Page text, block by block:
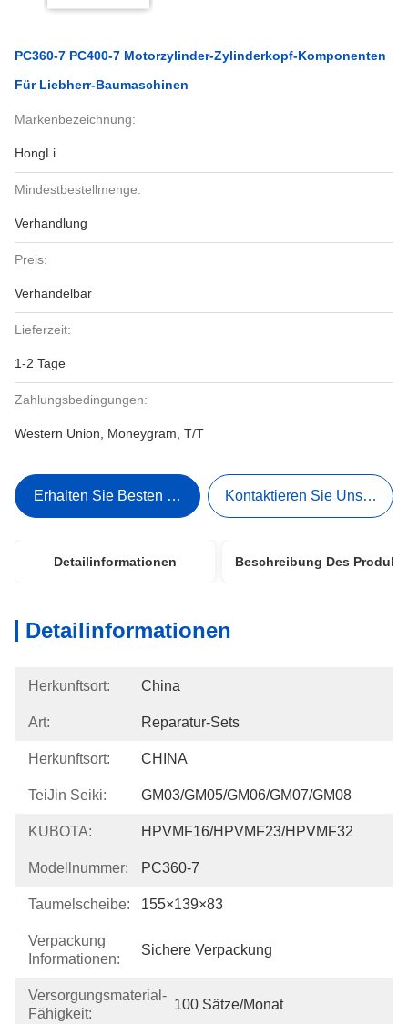
PC360-7 PC400-7 Motorzylinder-Zylinderkopf-Komponenten
Für Liebherr-Baumaschinen
Markenbezeichnung:
HongLi
Mindestbestellmenge:
Verhandlung
Preis:
Verhandelbar
Lieferzeit:
1-2 Tage
Zahlungsbedingungen:
Western Union, Moneygram, T/T
Erhalten Sie Besten Preis Kontaktieren Sie Uns Jetzt
Detailinformationen Beschreibung Des
Detailinformationen
Herkunftsort: China
Art: Reparatur-Sets
Herkunftsort: CHINA
TeiJin Seiki: GM03/GM05/GM06/GM07/GM08
KUBOTA: HPVMF16/HPVMF23/HPVMF32
Modellnummer: PC360-7
Taumelscheibe: 155×139×83
Verpackung
Informationen:
Sichere Verpackung
Versorgungsmaterial-
Fähigkeit:
100 Sätze/Monat